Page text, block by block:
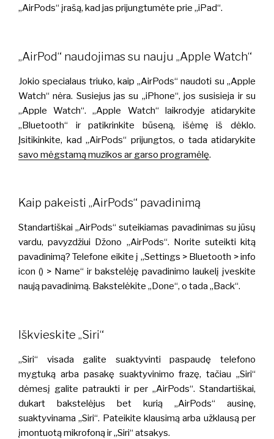
„AirPods“ įrašą, kad jas prijungtumėte prie „iPad“.
„AirPod“ naudojimas su nauju „Apple Watch“
Jokio specialaus triuko, kaip „AirPods“ naudoti su „Apple
Watch“ nėra. Susiejus jas su „iPhone“, jos susisieja ir su
„Apple Watch“. „Apple Watch“ laikrodyje atidarykite
„Bluetooth“ ir patikrinkite būseną, išėmę iš dėklo.
Įsitikinkite, kad „AirPods“ prijungtos, o tada atidarykite
savo mėgstamą muzikos ar garso programėlę.
Kaip pakeisti „AirPods“ pavadinimą
Standartiškai „AirPods“ suteikiamas pavadinimas su jūsų
vardu, pavyzdžiui Džono „AirPods“. Norite suteikti kitą
pavadinimą? Telefone eikite į „Settings > Bluetooth > info
icon () > Name“ ir bakstelėję pavadinimo laukelį įveskite
naują pavadinimą. Bakstelėkite „Done“, o tada „Back“.
Iškvieskite „Siri“
„Siri“ visada galite suaktyvinti paspaudę telefono
mygtuką arba pasakę suaktyvinimo frazę, tačiau „Siri“
dėmesį galite patraukti ir per „AirPods“. Standartiškai,
dukart bakstelėjus bet kurią „AirPods“ ausinę,
suaktyvinama „Siri“. Pateikite klausimą arba užklausą per
įmontuotą mikrofoną ir „Siri“ atsakys.